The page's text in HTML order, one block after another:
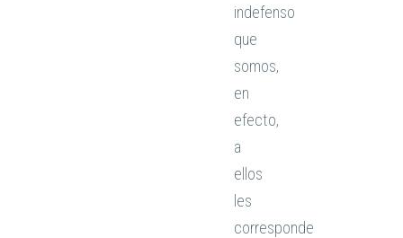
indefenso
que
somos,
en
efecto,
a
ellos
les
corresponde